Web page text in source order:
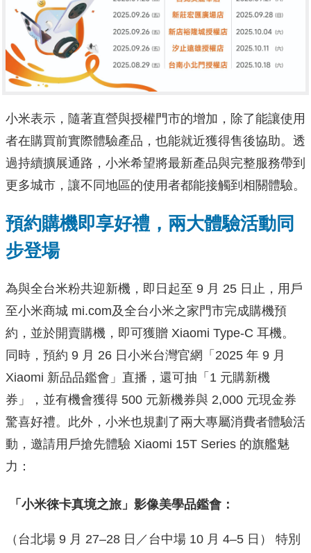
小米表示，隨著直營與授權門市的增加，除了能讓使用
者在購買前實際體驗產品，也能就近獲得售後協助。透
過持續擴展通路，小米希望將最新產品與完整服務帶到
更多城市，讓不同地區的使用者都能接觸到相關體驗。
預約購機即享好禮，兩大體驗活動同
步登場
為與全台米粉共迎新機，即日起至 9 月 25 日止，用戶
至小米商城 mi.com及全台小米之家門市完成購機預
約，並於開賣購機，即可獲贈 Xiaomi Type-C 耳機。
同時，預約 9 月 26 日小米台灣官網「2025 年 9 月
Xiaomi 新品品鑑會」直播，還可抽「1 元購新機
券」，並有機會獲得 500 元新機券與 2,000 元現金券
驚喜好禮。此外，小米也規劃了兩大專屬消費者體驗活
動，邀請用戶搶先體驗 Xiaomi 15T Series 的旗艦魅
力：
「小米徠卡真境之旅」影像美學品鑑會：
（台北場 9 月 27–28 日／台中場 10 月 4–5 日） 特別